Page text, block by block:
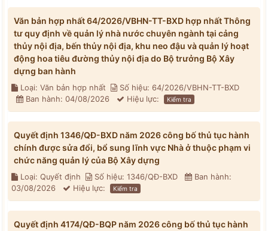
Văn bản hợp nhất 64/2026/VBHN-TT-BXD hợp nhất Thông
tư quy định về quản lý nhà nước chuyên ngành tại cảng
thủy nội địa, bến thủy nội địa, khu neo đậu và quản lý hoạt
động hoa tiêu đường thủy nội địa do Bộ trưởng Bộ Xây
dựng ban hành
Loại: Văn bản hợp nhất
Số hiệu: 64/2026/VBHN-TT-BXD
Ban hành: 04/08/2026
Hiệu lực: Kiểm tra
Quyết định 1346/QĐ-BXD năm 2026 công bố thủ tục hành
chính được sửa đổi, bổ sung lĩnh vực Nhà ở thuộc phạm vi
chức năng quản lý của Bộ Xây dựng
Loại: Quyết định Số hiệu: 1346/QĐ-BXD
Ban hành:
03/08/2026
Hiệu lực: Kiểm tra
Quyết định 4174/QĐ-BQP năm 2026 công bố thủ tục hành